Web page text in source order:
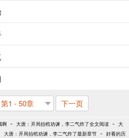
第1 - 50章 下一页
啊 - 大唐：开局抬棺劝谏，李二气炸了全文阅读 - 大
大唐：开局抬棺劝谏，李二气炸了最新章节 - 好看的历